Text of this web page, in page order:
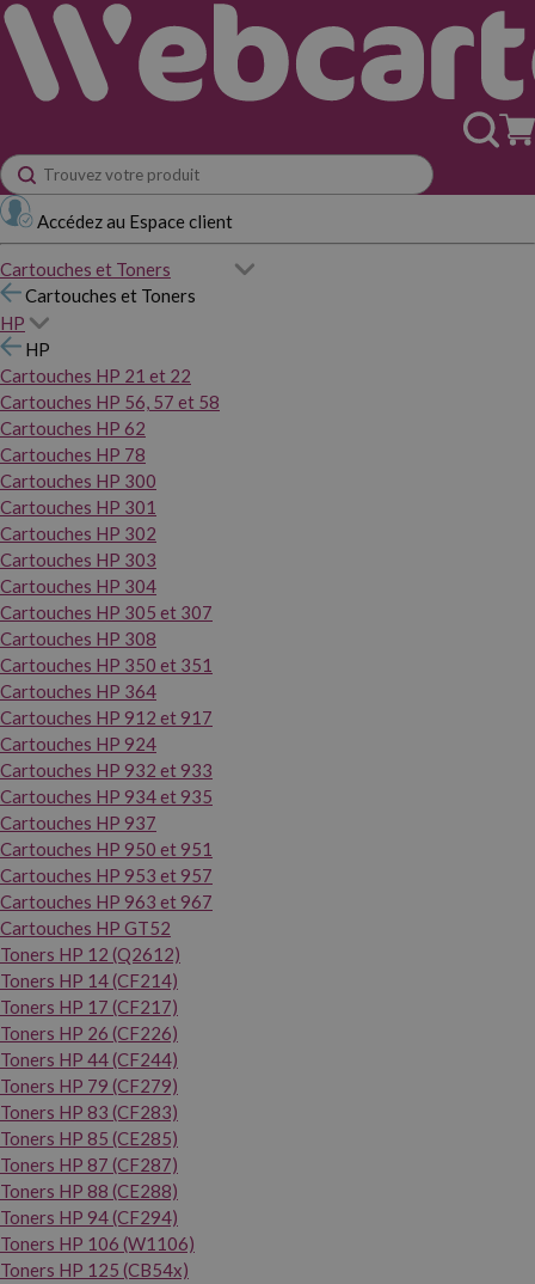
Accédez au Espace client
Cartouches et Toners
Cartouches et Toners
HP
HP
Cartouches HP 21 et 22
Cartouches HP 56, 57 et 58
Cartouches HP 62
Cartouches HP 78
Cartouches HP 300
Cartouches HP 301
Cartouches HP 302
Cartouches HP 303
Cartouches HP 304
Cartouches HP 305 et 307
Cartouches HP 308
Cartouches HP 350 et 351
Cartouches HP 364
Cartouches HP 912 et 917
Cartouches HP 924
Cartouches HP 932 et 933
Cartouches HP 934 et 935
Cartouches HP 937
Cartouches HP 950 et 951
Cartouches HP 953 et 957
Cartouches HP 963 et 967
Cartouches HP GT52
Toners HP 12 (Q2612)
Toners HP 14 (CF214)
Toners HP 17 (CF217)
Toners HP 26 (CF226)
Toners HP 44 (CF244)
Toners HP 79 (CF279)
Toners HP 83 (CF283)
Toners HP 85 (CE285)
Toners HP 87 (CF287)
Toners HP 88 (CE288)
Toners HP 94 (CF294)
Toners HP 106 (W1106)
Toners HP 125 (CB54x)